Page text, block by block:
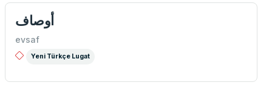
أوصاف
evsaf
Yeni Türkçe Lugat